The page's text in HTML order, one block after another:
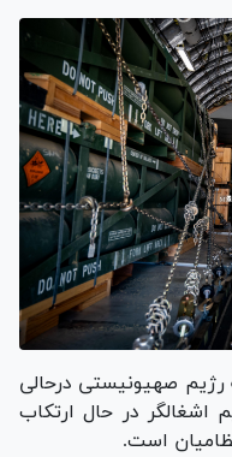
رژیم صهیونیستی درحالی
در حال ارتکاب
است.